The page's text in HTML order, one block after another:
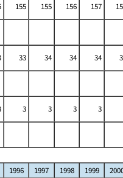
155 155 156 157
33 34 34 34
3 3 3 3
1996 1997 1998 1999